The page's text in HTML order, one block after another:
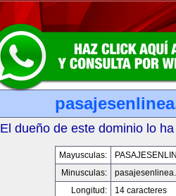
El dueño de este dominio lo
Mayusculas:
Minusculas:
Longitud:
14 caracteres